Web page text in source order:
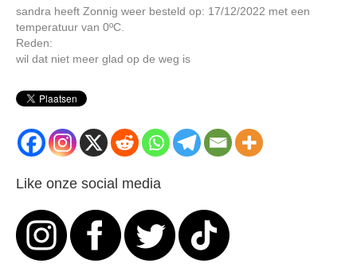
sandra heeft Zonnig weer besteld op: 17/12/2022 met een
temperatuur van 0ºC.
Reden:
wil dat niet meer glad op de weg is
Like onze social media